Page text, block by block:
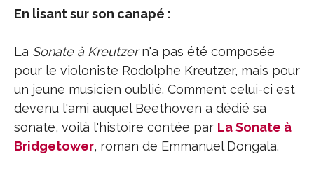
En lisant sur son canapé :
La Sonate à Kreutzern'a pas été composée
pour le violoniste Rodolphe Kreutzer, mais pour
un jeune musicien oublié. Comment celui-ci est
devenu l'ami auquel Beethoven a dédié sa
sonate, voilà l'histoire contée par La Sonate à
Bridgetower, roman de Emmanuel Dongala.